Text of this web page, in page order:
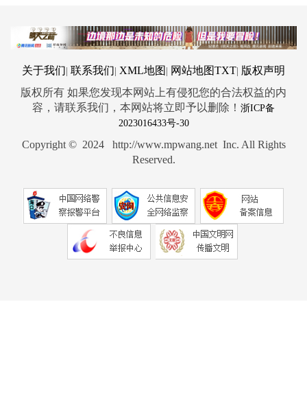
关于我们 联系我们 XML地图 网站地图TXT 版权声明
版权所有 如果您发现本网站上有侵犯您的合法权益的内
容，请联系我们，本网站将立即予以删除！ 浙ICP备
2023016433号-30
Copyright © 2024 http://www.mpwang.net Inc. All Rights
Reserved.